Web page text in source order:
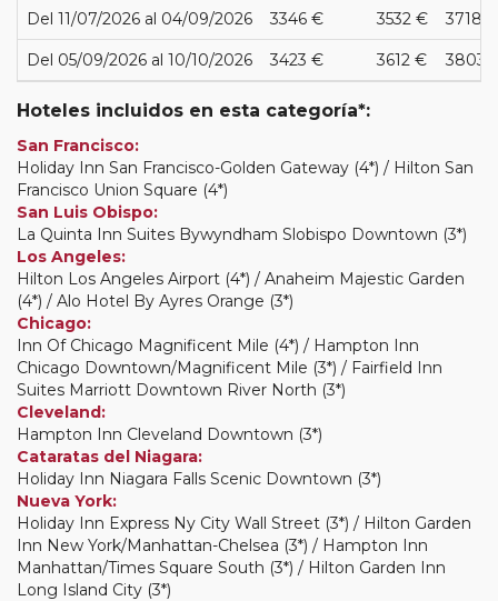
Del 11/07/2026 al 04/09/2026 3346 € 3532 € 3718 €
Del 05/09/2026 al 10/10/2026 3423 € 3612 € 3803
Hoteles incluidos en esta categoría*:
San Francisco:
Holiday Inn San Francisco-Golden Gateway (4*) / Hilton San
Francisco Union Square (4*)
San Luis Obispo:
La Quinta Inn Suites Bywyndham Slobispo Downtown (3*)
Los Angeles:
Hilton Los Angeles Airport (4*) / Anaheim Majestic Garden
(4*) / Alo Hotel By Ayres Orange (3*)
Chicago:
Inn Of Chicago Magnificent Mile (4*) / Hampton Inn
Chicago Downtown/Magnificent Mile (3*) / Fairfield Inn
Suites Marriott Downtown River North (3*)
Cleveland:
Hampton Inn Cleveland Downtown (3*)
Cataratas del Niagara:
Holiday Inn Niagara Falls Scenic Downtown (3*)
Nueva York:
Holiday Inn Express Ny City Wall Street (3*) / Hilton Garden
Inn New York/Manhattan-Chelsea (3*) / Hampton Inn
Manhattan/Times Square South (3*) / Hilton Garden Inn
Long Island City (3*)